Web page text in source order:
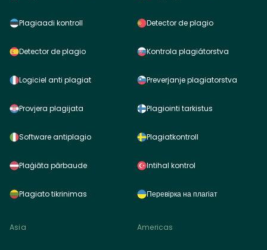
Plagiaadi kontroll
Detector de plagio
Logiciel anti plagiat
Provjera plagijata
Software antiplagio
Plaģiāta pārbaude
Plagiato tikrinimas
Detector de plagio
Kontrola plagiátorstva
Preverjanje plagiatorstva
Plagiointi tarkistus
Plagiatkontroll
Intihal kontrol
Перевірка на плагіат
Asia Americas